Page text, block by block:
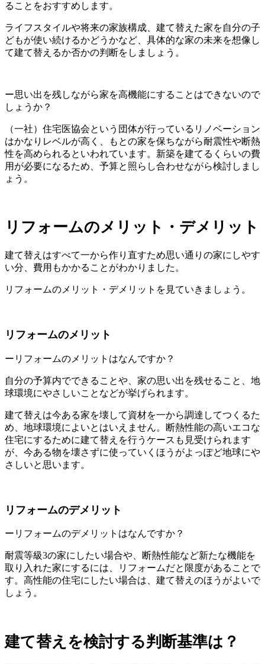
ることをおすすめします。
ライフスタイルや将来の家族構成、建て替えた家を自分の子
どもが使い続けるかどうかなど、具体的な家の未来を想像し
て建て替えるか否かの判断をしましょう。
ー思い出を残しながら家を高機能にすることはできないので
しょうか？
（一社）住宅医協会という団体が行っているリノベーション
はかなりレベルが高く、もとの家を保ちながら耐震性や断熱
性を高められるといわれています。新築を建てるくらいの費
用が必要になるため、予算と照らし合わせながら検討しまし
ょう。
リフォームのメリット・デメリット
建て替えはすべて一から作り直すため思い通りの家にしやす
い分、費用もかかることがわかりました。
リフォームのメリット・デメリットを見ていきましょう。
リフォームのメリット
ーリフォームのメリットはなんですか？
自分の予算内でできることや、家の思い出を残せること、地
球環境にやさしいことなどが挙げられます。
建て替えは今ある家を壊して資材を一から調達してつくるた
め、地球環境によいとはいえません。断熱性能の高いエコな
住宅にするために建て替えを行うケースも見受けられます
が、今ある物を壊さずに使っていくほうがよっぽど地球にや
さしいと思います。
リフォームのデメリット
ーリフォームのデメリットはなんですか？
耐震等級3の家にしたい場合や、断熱性能など新たな機能を
取り入れた家にするには、リフォームだと限度があることで
す。高性能の住宅にしたい場合は、建て替えのほうがよいで
しょう。
建て替えを検討する判断基準は？